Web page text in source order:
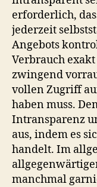
erforderlich,
jederzeit
Angebots
Verbrauch
zwingend
vollen Zugriff
haben muss.
Intransparenz
aus, indem es
handelt. Im
manchmal